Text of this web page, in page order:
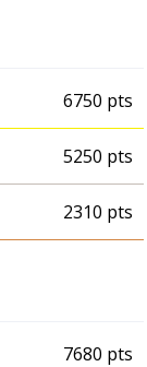
6750 pts
5250 pts
2310 pts
7680 pts